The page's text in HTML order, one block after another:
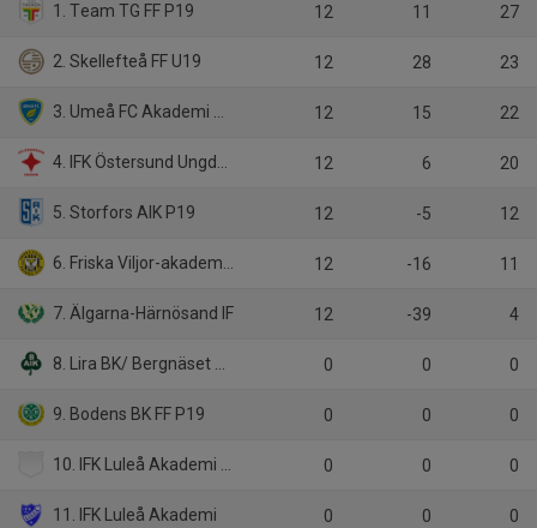
1. Team TG FF P19 12 11 27
2. Skellefteå FF U19 12 28 23
3. Umeå FC Akademi P19 12 15 22
4. IFK Östersund Ungdom U 19 12 6 20
5. Storfors AIK P19 12 -5 12
6. Friska Viljor-akademi FC P19 12 -16 11
7. Älgarna-Härnösand IF 12 -39 4
8. Lira BK/ Bergnäset AIK 0 0 0
9. Bodens BK FF P19 0 0 0
10. IFK Luleå Akademi P19 0 0 0
11. IFK Luleå Akademi 0 0 0